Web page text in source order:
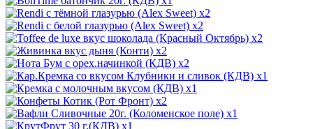
x2
x2
x2
x2
x2
x1
x1
x2
x1
x1